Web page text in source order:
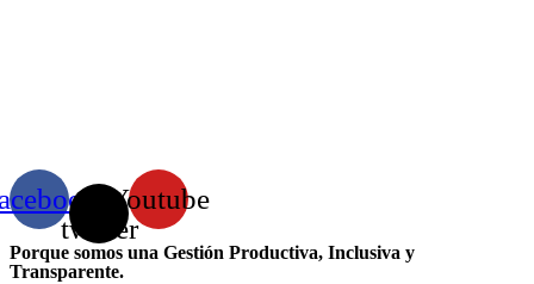
X-
twitter
Youtube
Porque somos una Gestión Productiva, Inclusiva y
Transparente.